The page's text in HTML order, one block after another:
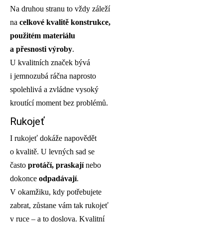
Na druhou stranu to vždy záleží
na celkové kvalitě konstrukce,
použitém materiálu
a přesnosti výroby.
U kvalitních značek bývá
i jemnozubá ráčna naprosto
spolehlivá a zvládne vysoký
kroutící moment bez problémů.
Rukojeť
I rukojeť dokáže napovědět
o kvalitě. U levných sad se
často protáčí, praskajínebo
dokonce odpadávají.
V okamžiku, kdy potřebujete
zabrat, zůstane vám tak rukojeť
v ruce – a to doslova. Kvalitní